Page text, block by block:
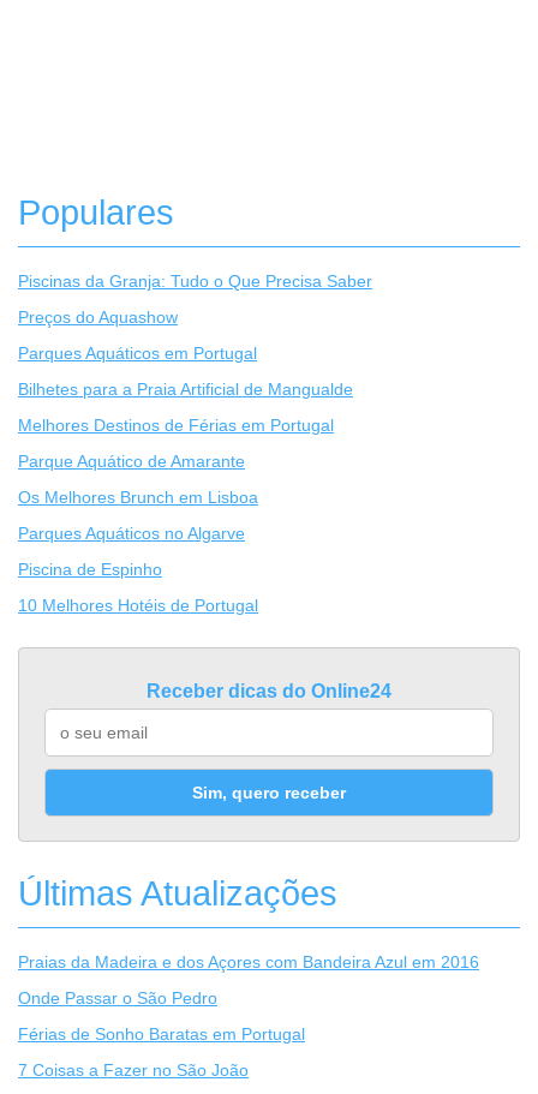
Populares
Piscinas da Granja: Tudo o Que Precisa Saber
Preços do Aquashow
Parques Aquáticos em Portugal
Bilhetes para a Praia Artificial de Mangualde
Melhores Destinos de Férias em Portugal
Parque Aquático de Amarante
Os Melhores Brunch em Lisboa
Parques Aquáticos no Algarve
Piscina de Espinho
10 Melhores Hotéis de Portugal
Receber dicas do Online24
Sim, quero receber
Últimas Atualizações
Praias da Madeira e dos Açores com Bandeira Azul em 2016
Onde Passar o São Pedro
Férias de Sonho Baratas em Portugal
7 Coisas a Fazer no São João